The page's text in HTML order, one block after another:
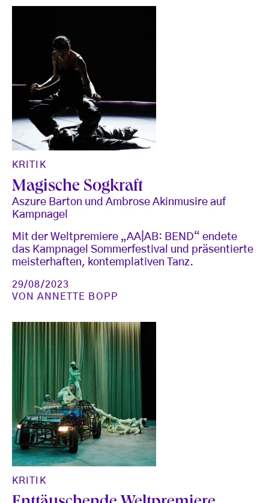
KRITIK
Magische Sogkraft
Aszure Barton und Ambrose Akinmusire auf
Kampnagel
Mit der Weltpremiere „AA|AB: BEND“ endete
das Kampnagel Sommerfestival und präsentierte
meisterhaften, kontemplativen Tanz.
29/08/2023
VONANNETTE BOPP
KRITIK